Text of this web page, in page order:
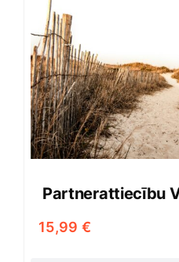
Partnerattiecību
15,99 €